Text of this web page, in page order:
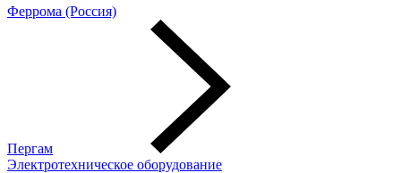
Феррома (Россия)
Пергам
Электротехническое оборудование